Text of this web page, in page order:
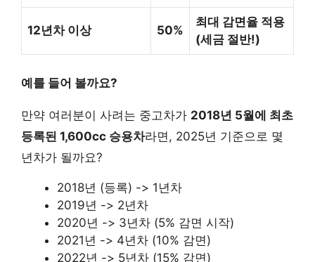
12년차 이상 50%
최대 감면율 적용
(세금 절반!)
예를 들어 볼까요?
만약 여러분이 사려는 중고차가 2018년 5월에 최초
등록된 1,600cc 승용차라면, 2025년 기준으로 몇
년차가 될까요?
2018년 (등록) -> 1년차
2019년 -> 2년차
2020년 -> 3년차 (5% 감면 시작)
2021년 -> 4년차 (10% 감면)
2022년 -> 5년차 (15% 감면)